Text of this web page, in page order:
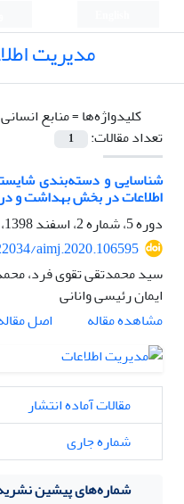
مدیریت
کلیدواژه‌ها =منابع انسانی
تعداد مقالات:
1
شناسایی و دسته‌بندی
اطلاعات در بخش بهداشت و
دوره 5، شماره 2، اسفند 1398، صفحه
aimj.2020.106595
سید محمدتقی تقوی فرد،
ایمان رئیسی وانانی
مشاهده مقاله
اصل
مقالات آماده انتشار
شماره جاری
شماره‌های پیشین